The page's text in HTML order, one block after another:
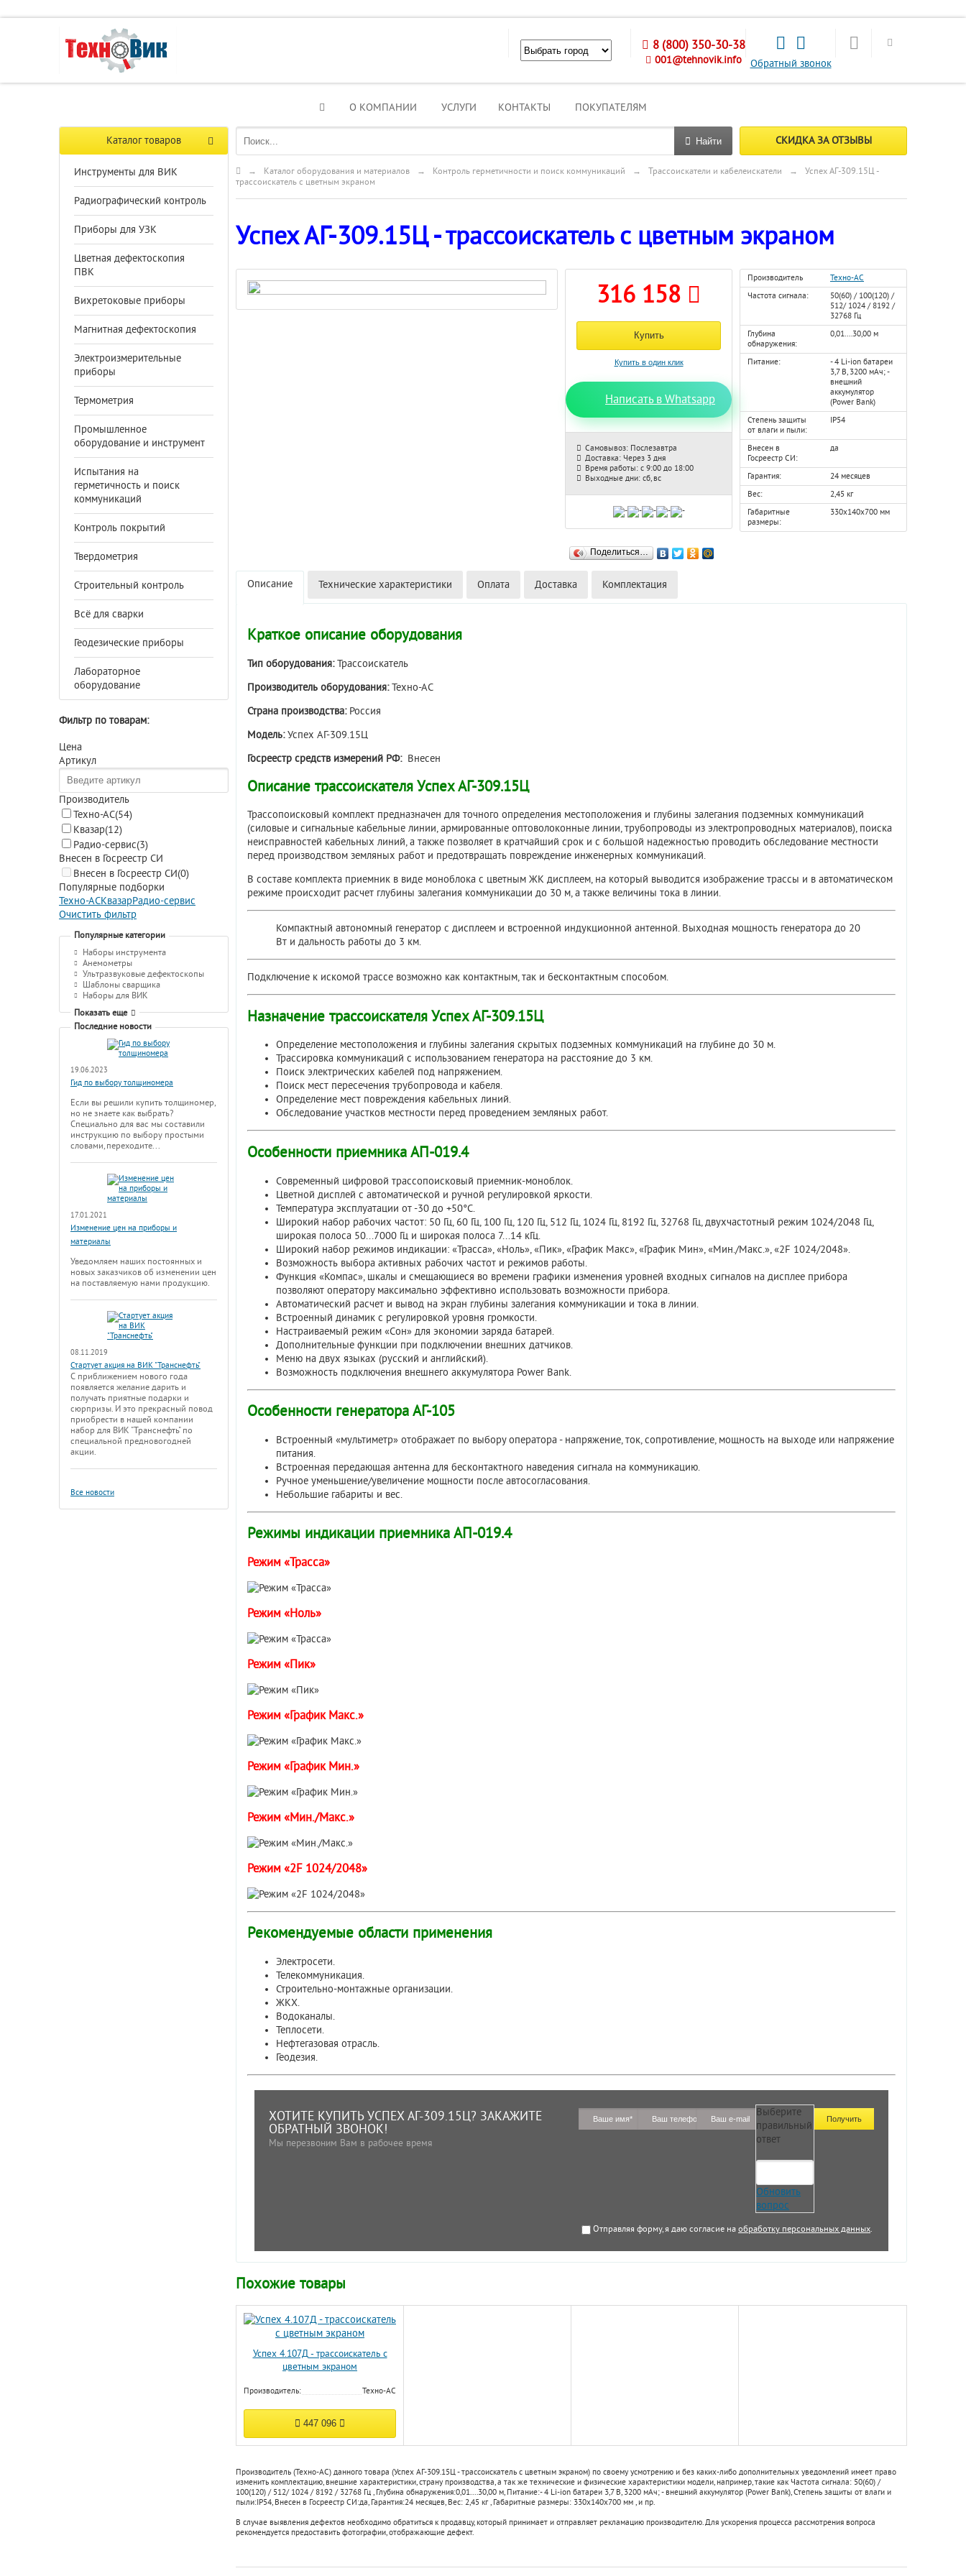
Обратный звонок
8 (800) 350-30-38
001@tehnovik.info
О КОМПАНИИ УСЛУГИ КОНТАКТЫ ПОКУПАТЕЛЯМ
Каталог товаров
Инструменты для ВИК
Радиографический контроль
Приборы для УЗК
Цветная дефектоскопия
ПВК
Вихретоковые приборы
Магнитная дефектоскопия
Электроизмерительные
приборы
Термометрия
Промышленное
оборудование и инструмент
Испытания на
герметичность и поиск
коммуникаций
Контроль покрытий
Твердометрия
Строительный контроль
Всё для сварки
Геодезические приборы
Лабораторное
оборудование
Фильтр по товарам:
Цена
Артикул
Производитель
Техно-АС(54)
Квазар(12)
Радио-сервис(3)
Внесен в Госреестр СИ
Внесен в Госреестр СИ(0)
Популярные подборки
Техно-АСКвазарРадио-сервис
Очистить фильтр
Популярные категории
Наборы инструмента
Анемометры
Ультразвуковые дефектоскопы
Шаблоны сварщика
Наборы для ВИК
Показать еще
Последние новости
19.06.2023
Гид по выбору толщиномера
Если вы решили купить толщиномер,
но не знаете как выбрать?
Специально для вас мы составили
инструкцию по выбору простыми
словами, переходите...
17.01.2021
Изменение цен на приборы и
материалы
Уведомляем наших постоянных и
новых заказчиков об изменении цен
на поставляемую нами продукцию.
08.11.2019
Стартует акция на ВИК "Транснефть"
С приближением нового года
появляется желание дарить и
получать приятные подарки и
сюрпризы. И это прекрасный повод
приобрести в нашей компании
набор для ВИК "Транснефть" по
специальной предновогодней
акции.
Все новости
Найти СКИДКА ЗА ОТЗЫВЫ
→ Каталог оборудования и материалов → Контроль герметичности и поиск коммуникаций → Трассоискатели и кабелеискатели →
Успех АГ-309.15Ц -
трассоискатель с цветным экраном
Успех АГ-309.15Ц - трассоискатель с цветным экраном
316 158
Написать в Whatsapp
Самовывоз: Послезавтра
Доставка: Через 3 дня
Время работы: с 9:00 до 18:00
Выходные дни: сб, вс
Поделиться…
Производитель
Техно-АС
Частота сигнала:
50(60) / 100(120) /
512/ 1024 / 8192 /
32768 Гц
Глубина
обнаружения:
0,01....30,00 м
Питание:
- 4 Li-ion батареи
3,7 В, 3200 мАч; -
внешний
аккумулятор
(Power Bank)
Степень защиты
от влаги и пыли:
IP54
Внесен в
Госреестр СИ:
да
Гарантия:
24 месяцев
Вес:
2,45 кг
Габаритные
размеры:
330х140х700 мм
Описание Технические характеристики Оплата Доставка Комплектация
Краткое описание оборудования
Тип оборудования:Трассоискатель
Производитель оборудования:Техно-АС
Страна производства:Россия
Модель:Успех АГ-309.15Ц
Госреестр средств измерений РФ:Внесен
Описание трассоискателя Успех АГ-309.15Ц
Трассопоисковый комплект предназначен для точного определения местоположения и глубины залегания подземных коммуникаций
(силовые и сигнальные кабельные линии, армированные оптоволоконные линии, трубопроводы из электропроводных материалов), поиска
неисправностей кабельных линий, а также позволяет в кратчайший срок и с большой надежностью проводить обследование местности
перед производством земляных работ и предотвращать повреждение инженерных коммуникаций.
В составе комплекта приемник в виде моноблока с цветным ЖК дисплеем, на который выводится изображение трассы и в автоматическом
режиме происходит расчет глубины залегания коммуникации до 30 м, а также величины тока в линии.
Компактный автономный генератор с дисплеем и встроенной индукционной антенной. Выходная мощность генератора до 20
Вт и дальность работы до 3 км.
Подключение к искомой трассе возможно как контактным, так и бесконтактным способом.
Назначение трассоискателя Успех АГ-309.15Ц
Определение местоположения и глубины залегания скрытых подземных коммуникаций на глубине до 30 м.
Трассировка коммуникаций с использованием генератора на расстояние до 3 км.
Поиск электрических кабелей под напряжением.
Поиск мест пересечения трубопровода и кабеля.
Определение мест повреждения кабельных линий.
Обследование участков местности перед проведением земляных работ.
Особенности приемника АП-019.4
Современный цифровой трассопоисковый приемник-моноблок.
Цветной дисплей с автоматической и ручной регулировкой яркости.
Температура эксплуатации от -30 до +50°С.
Широкий набор рабочих частот: 50 Гц, 60 Гц, 100 Гц, 120 Гц, 512 Гц, 1024 Гц, 8192 Гц, 32768 Гц, двухчастотный режим 1024/2048 Гц,
широкая полоса 50...7000 Гц и широкая полоса 7...14 кГц.
Широкий набор режимов индикации: «Трасса», «Ноль», «Пик», «График Макс», «График Мин», «Мин./Макс.», «2F 1024/2048».
Возможность выбора активных рабочих частот и режимов работы.
Функция «Компас», шкалы и смещающиеся во времени графики изменения уровней входных сигналов на дисплее прибора
позволяют оператору максимально эффективно использовать возможности прибора.
Автоматический расчет и вывод на экран глубины залегания коммуникации и тока в линии.
Встроенный динамик с регулировкой уровня громкости.
Настраиваемый режим «Сон» для экономии заряда батарей.
Дополнительные функции при подключении внешних датчиков.
Меню на двух языках (русский и английский).
Возможность подключения внешнего аккумулятора Power Bank.
Особенности генератора АГ-105
Встроенный «мультиметр» отображает по выбору оператора - напряжение, ток, сопротивление, мощность на выходе или напряжение
питания.
Встроенная передающая антенна для бесконтактного наведения сигнала на коммуникацию.
Ручное уменьшение/увеличение мощности после автосогласования.
Небольшие габариты и вес.
Режимы индикации приемника АП-019.4
Режим «Трасса»
Режим «Ноль»
Режим «Пик»
Режим «График Макс.»
Режим «График Мин.»
Режим «Мин./Макс.»
Режим «2F 1024/2048»
Рекомендуемые области применения
Электросети.
Телекоммуникация.
Строительно-монтажные организации.
ЖКХ.
Водоканалы.
Теплосети.
Нефтегазовая отрасль.
Геодезия.
ХОТИТЕ КУПИТЬ УСПЕХ АГ-309.15Ц? ЗАКАЖИТЕ
ОБРАТНЫЙ ЗВОНОК!
Мы перезвоним Вам в рабочее время
Выберите
правильный
ответ
Обновить
вопрос
Отправляя форму, я даю согласие на обработку персональных данных.
Похожие товары
Успех 4.107Д - трассоискатель с
цветным экраном
Производитель: Техно-АС
447 096
Производитель (Техно-АС) данного товара (Успех АГ-309.15Ц - трассоискатель с цветным экраном) по своему усмотрению и без каких-либо дополнительных уведомлений имеет право
изменить комплектацию, внешние характеристики, страну производства, а так же технические и физические характеристики модели, например, такие как Частота сигнала: 50(60) /
100(120) / 512/ 1024 / 8192 / 32768 Гц , Глубина обнаружения:0,01....30,00 м, Питание:- 4 Li-ion батареи 3,7 В, 3200 мАч; - внешний аккумулятор (Power Bank),Степень защиты от влаги и
пыли: IP54, Внесен в Госреестр СИ:да, Гарантия:24 месяцев, Вес: 2,45 кг, Габаритные размеры: 330х140х700 мм , и пр.
В случае выявления дефектов необходимо обратиться к продавцу, который принимает и отправляет рекламацию производителю. Для ускорения процесса рассмотрения вопроса
рекомендуется предоставить фотографии, отображающие дефект.